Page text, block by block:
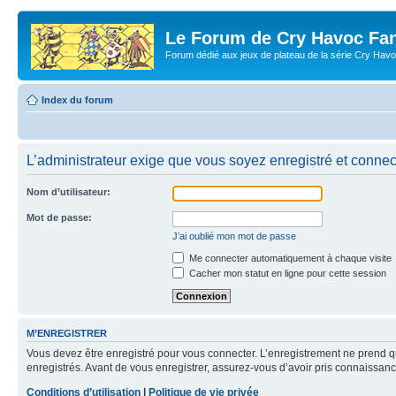
Le Forum de Cry Havoc
Forum dédié aux jeux de plateau de la série Cry
Index du forum
L’administrateur exige que vous soyez enregistré et
Nom d’utilisateur:
Mot de passe:
J’ai oublié mon mot de passe
Me connecter automatiquement à chaque visite
Cacher mon statut en ligne pour cette session
M’ENREGISTRER
Vous devez être enregistré pour vous connecter. L’enregistrement ne
enregistrés. Avant de vous enregistrer, assurez-vous d’avoir pris
Conditions d’utilisation
Politique de vie privée